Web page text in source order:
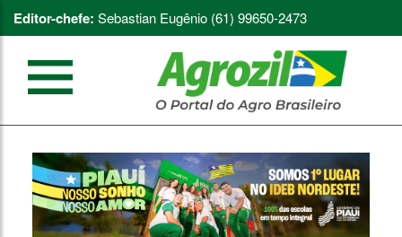
Editor-chefe: Sebastian Eugênio (61) 99650-2473